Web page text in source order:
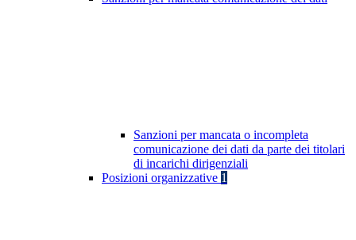
Sanzioni per mancata o incompleta
comunicazione dei dati da parte dei titolari
di incarichi dirigenziali
Posizioni organizzative 1